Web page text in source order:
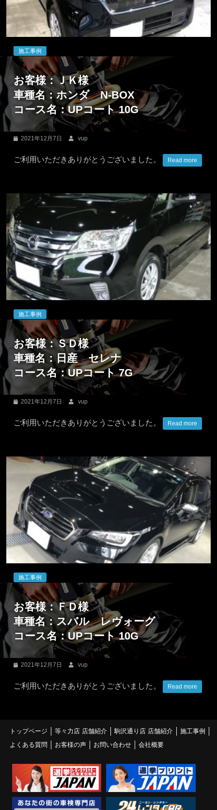
に
輝
き
取
り
戻
す
「カ
ー
コ
ー
PRO
SHOP
等々
力
駒
沢」
施工事例
お客様：ＪＫ様
車種名：ホンダ N-BOX
コース名：UPコート 10G
2021年12月7日 vup
ご利用いただきありがとうございました。 Read more
施工事例
お客様：ＳＤ様
車種名：日産 セレナ
コース名：UPコート 7G
2021年12月7日 vup
ご利用いただきありがとうございました。 Read more
施工事例
お客様：ＦＤ様
車種名：スバル レヴォーグ
コース名：UPコート 10G
2021年12月7日 vup
ご利用いただきありがとうございました。 Read more
トップページ 等々力店 店舗紹介 駒沢通り店 店舗紹介
施工事例
よくある質問
お客様の声 お問い合わせ 会社概要